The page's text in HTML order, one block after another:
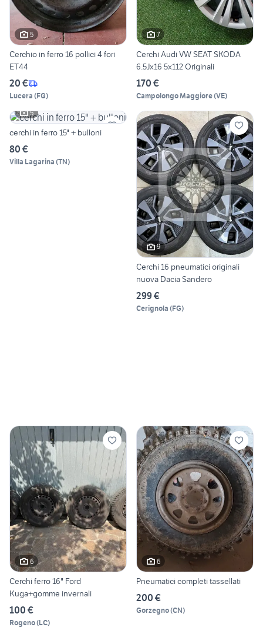
5
Cerchio in ferro 16 pollici 4 fori
ET44
20 €
Lucera (FG)
7
Cerchi Audi VW SEAT SKODA
6.5Jx16 5x112 Originali
170 €
Campolongo Maggiore(VE)
5
cerchi in ferro 15" + bulloni
80 €
Villa Lagarina (TN)
9
Cerchi 16 pneumatici originali
nuova Dacia Sandero
299 €
Cerignola (FG)
6
Cerchi ferro 16" Ford
Kuga+gomme invernali
100 €
Rogeno(LC)
6
Pneumatici completi tassellati
200 €
Gorzegno(CN)